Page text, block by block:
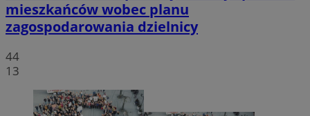
mieszkańców wobec planu
zagospodarowania dzielnicy
44
13